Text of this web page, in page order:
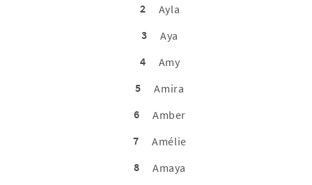
2
Ayla
3
Aya
4
Amy
5
Amira
6
Amber
7
Amélie
8
Amaya